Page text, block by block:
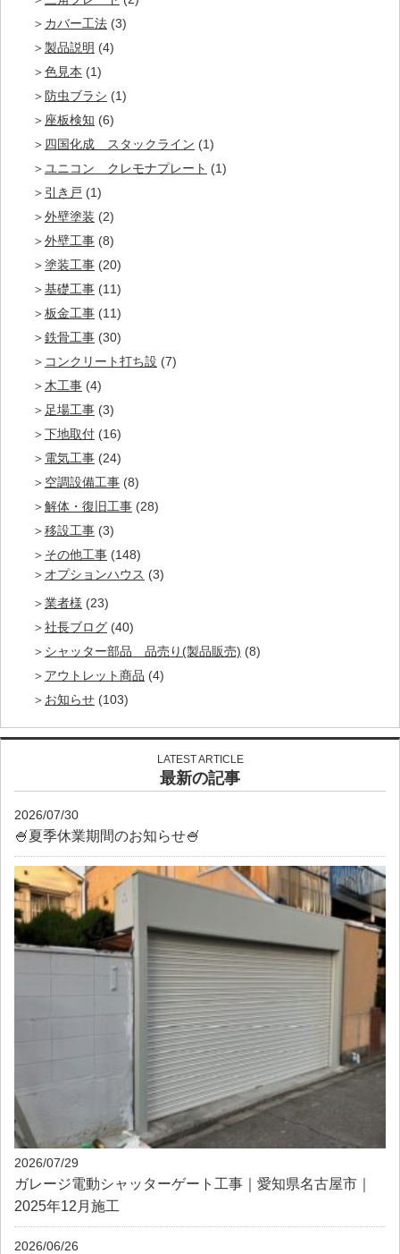
カバー工法 (3)
製品説明 (4)
色見本 (1)
防虫ブラシ (1)
座板検知 (6)
四国化成 スタックライン (1)
ユニコン クレモナプレート (1)
引き戸 (1)
外壁塗装 (2)
外壁工事 (8)
塗装工事 (20)
基礎工事 (11)
板金工事 (11)
鉄骨工事 (30)
コンクリート打ち設 (7)
木工事 (4)
足場工事 (3)
下地取付 (16)
電気工事 (24)
空調設備工事 (8)
解体・復旧工事 (28)
移設工事 (3)
その他工事 (148)
オプションハウス (3)
業者様 (23)
社長ブログ (40)
シャッター部品 品売り(製品販売) (8)
アウトレット商品 (4)
お知らせ (103)
LATEST ARTICLE
最新の記事
2026/07/30
🍧夏季休業期間のお知らせ🍧
2026/07/29
ガレージ電動シャッターゲート工事｜愛知県名古屋市｜
2025年12月施工
2026/06/26